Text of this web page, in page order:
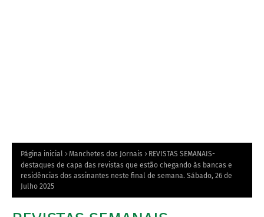
Página inicial Manchetes dos Jornais
REVISTAS SEMANAIS-
destaques de capa das revistas que estão chegando às bancas e
residências dos assinantes neste final de semana. Sábado, 26 de
Julho 2025